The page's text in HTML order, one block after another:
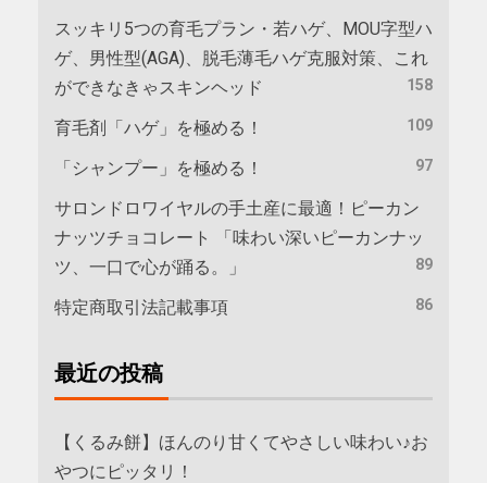
スッキリ5つの育毛プラン・若ハゲ、MOU字型ハ
ゲ、男性型(AGA)、脱毛薄毛ハゲ克服対策、これ
ができなきゃスキンヘッド
158
育毛剤「ハゲ」を極める！ 109
「シャンプー」を極める！ 97
サロンドロワイヤルの手土産に最適！ピーカン
ナッツチョコレート 「味わい深いピーカンナッ
ツ、一口で心が踊る。」
89
特定商取引法記載事項 86
最近の投稿
【くるみ餅】ほんのり甘くてやさしい味わい♪お
やつにピッタリ！